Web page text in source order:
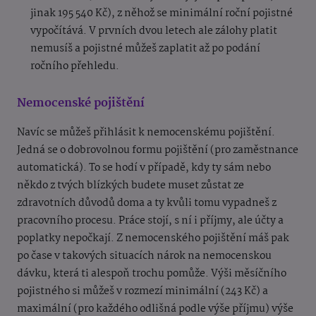
jinak 195 540 Kč), z něhož se minimální roční pojistné
vypočítává. V prvních dvou letech ale zálohy platit
nemusíš a pojistné můžeš zaplatit až po podání
ročního přehledu.
Nemocenské pojištění
Navíc se můžeš přihlásit k nemocenskému pojištění.
Jedná se o dobrovolnou formu pojištění (pro zaměstnance
automatická). To se hodí v případě, kdy ty sám nebo
někdo z tvých blízkých budete muset zůstat ze
zdravotních důvodů doma a ty kvůli tomu vypadneš z
pracovního procesu. Práce stojí, s ní i příjmy, ale účty a
poplatky nepočkají. Z nemocenského pojištění máš pak
po čase v takových situacích nárok na nemocenskou
dávku, která ti alespoň trochu pomůže. Výši měsíčního
pojistného si můžeš v rozmezí minimální (243 Kč) a
maximální (pro každého odlišná podle výše příjmu) výše